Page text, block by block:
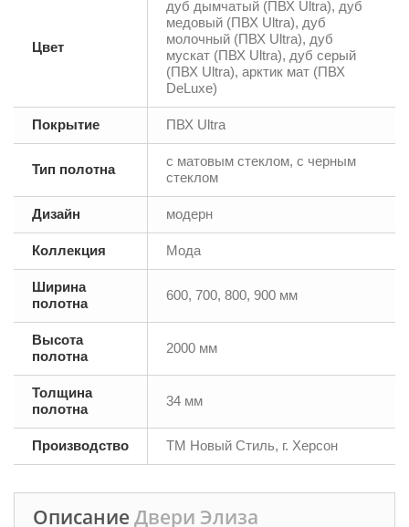
Цвет
дуб дымчатый (ПВХ Ultra), дуб
медовый (ПВХ Ultra), дуб
молочный (ПВХ Ultra), дуб
мускат (ПВХ Ultra), дуб серый
(ПВХ Ultra), арктик мат (ПВХ
DeLuxe)
Покрытие ПВХ Ultra
Тип полотна
с матовым стеклом, с черным
стеклом
Дизайн модерн
Коллекция Мода
Ширина
полотна
600, 700, 800, 900 мм
Высота
полотна
2000 мм
Толщина
полотна
34 мм
Производство ТМ Новый Стиль, г. Херсон
Описание Двери Элиза